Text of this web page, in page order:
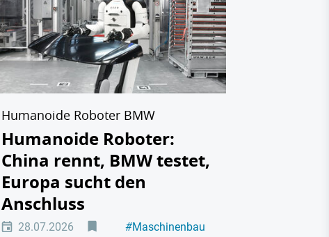
Humanoide Roboter BMW
Humanoide Roboter:
China rennt, BMW testet,
Europa sucht den
Anschluss
28.07.2026 #Maschinenbau